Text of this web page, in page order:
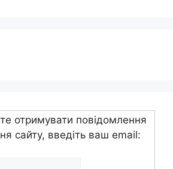
отримувати повідомлення
сайту, введіть ваш email: